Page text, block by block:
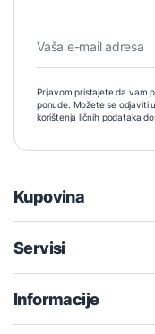
Prijavom pristajete da vam
ponude. Možete se odjaviti
korištenja ličnih podataka
Kupovina
Servisi
Informacije